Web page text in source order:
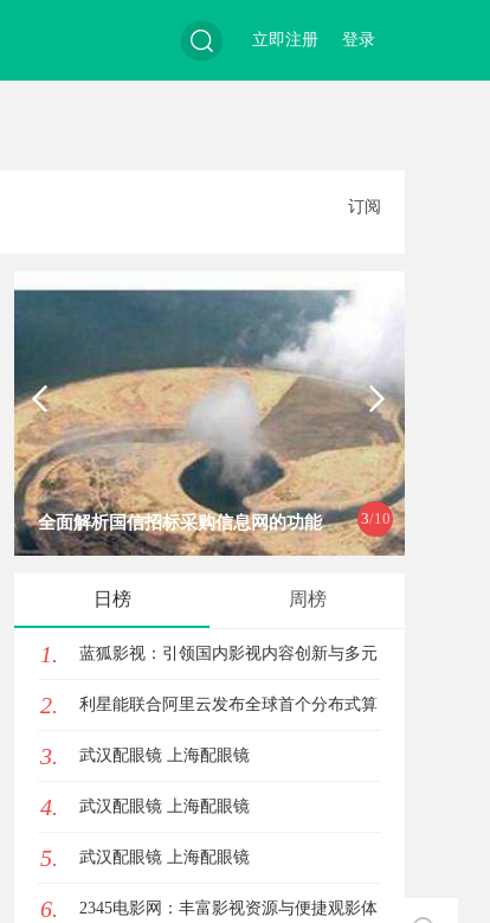
登录
立即注册
订阅
3/10
全面解析国信招标采购信息网的功能
日榜 周榜
1. 蓝狐影视：引领国内影视内容创新与多元
化发展的先锋力量
2. 利星能联合阿里云发布全球首个分布式算
电协同解决方案
3. 武汉配眼镜 上海配眼镜
4. 武汉配眼镜 上海配眼镜
5. 武汉配眼镜 上海配眼镜
6. 2345电影网：丰富影视资源与便捷观影体